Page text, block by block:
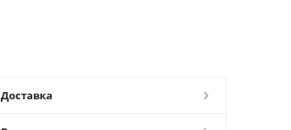
Доставка